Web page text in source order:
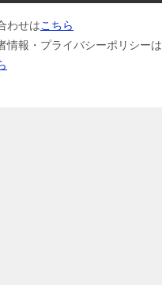
わせはこちら
情報・プライバシーポリシーは